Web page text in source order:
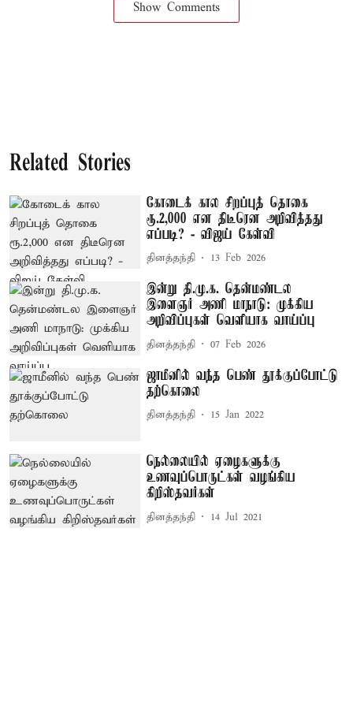
Show Comments
Related Stories
கோடைக் கால சிறப்புத் தொகை
ரூ.2,000 என திடீரென அறிவித்தது
எப்படி? - விஜய் கேள்வி
தினத்தந்தி 13 Feb 2026
இன்று தி.மு.க. தென்மண்டல
இளைஞர் அணி மாநாடு: முக்கிய
அறிவிப்புகள் வெளியாக வாய்ப்பு
தினத்தந்தி 07 Feb 2026
ஜாமீனில் வந்த பெண் தூக்குப்போட்டு
தற்கொலை
தினத்தந்தி 15 Jan 2022
நெல்லையில் ஏழைகளுக்கு
உணவுப்பொருட்கள் வழங்கிய
கிறிஸ்தவர்கள்
தினத்தந்தி 14 Jul 2021